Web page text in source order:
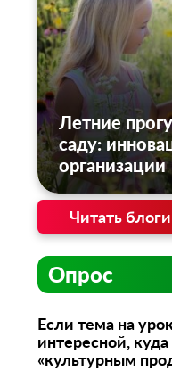
Летние
саду:
организации
Читать блоги
Опрос
Если тема на
интересной,
«культурным